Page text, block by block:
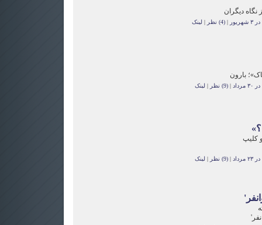
نگاه دیگران
|(4) نظر | لینک
بارون
|(9) نظر | لینک
کلیپ
|(9) نظر | لینک